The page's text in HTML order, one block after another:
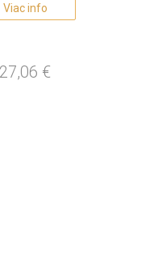
Viac info
27,06 €